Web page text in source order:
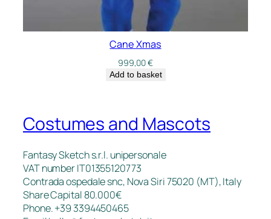
Cane Xmas
999,00€
Add to basket
Costumes and Mascots
Fantasy Sketch s.r.l. unipersonale
VAT number IT01355120773
Contrada ospedale snc, Nova Siri 75020 (MT), Italy
Share Capital 80.000€
Phone. +39 3394450465